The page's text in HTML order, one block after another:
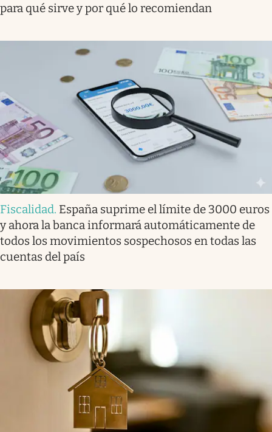
para qué sirve y por qué lo recomiendan
Fiscalidad. España suprime el límite de 3000 euros
y ahora la banca informará automáticamente de
todos los movimientos sospechosos en todas las
cuentas del país